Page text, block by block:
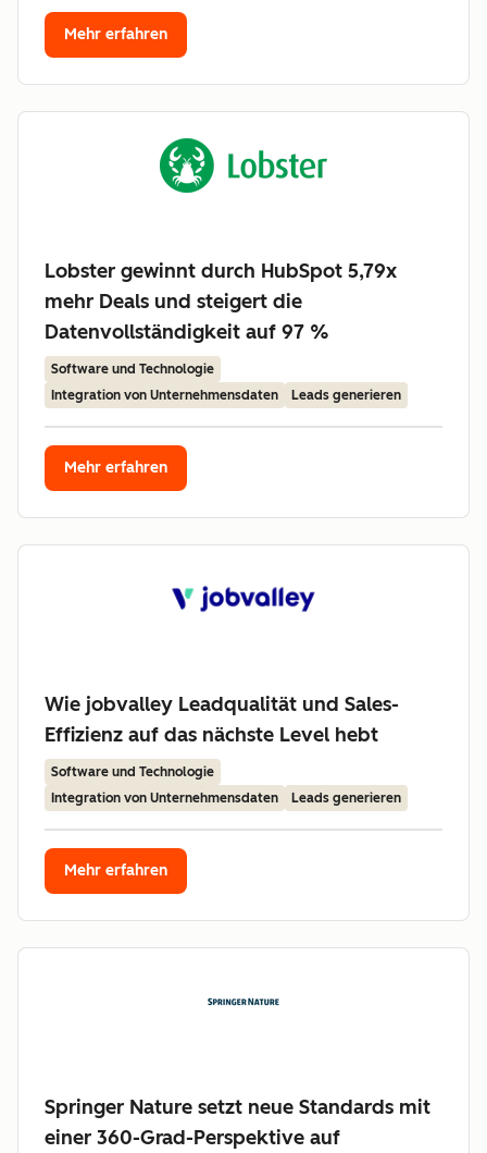
Mehr erfahren
Lobster gewinnt durch HubSpot 5,79x
mehr Deals und steigert die
Datenvollständigkeit auf 97 %
Software und Technologie
Integration von Unternehmensdaten
Leads generieren
Mehr erfahren
Wie jobvalley Leadqualität und Sales-
Effizienz auf das nächste Level hebt
Software und Technologie
Integration von Unternehmensdaten
Leads generieren
Mehr erfahren
Springer Nature setzt neue Standards mit
einer 360-Grad-Perspektive auf